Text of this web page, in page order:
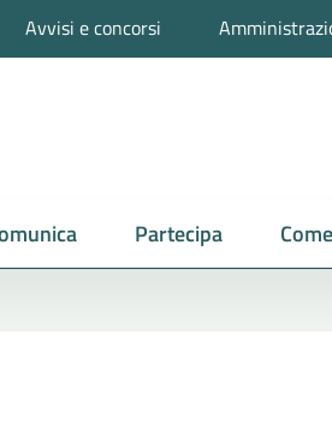
Avvisi e concorsi
Partecipa